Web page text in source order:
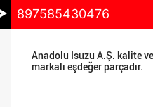
897585430476
Anadolu Isuzu A.Ş. kalite
markalı eşdeğer parçadır.